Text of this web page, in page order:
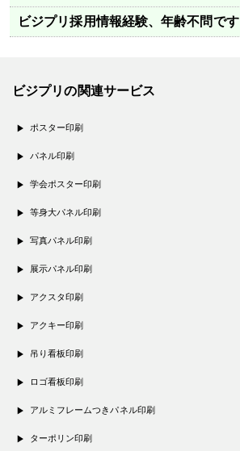
ビジプリ採用情報経験、年齢不問です
ビジプリの関連サービス
ポスター印刷
パネル印刷
学会ポスター印刷
等身大パネル印刷
写真パネル印刷
展示パネル印刷
アクスタ印刷
アクキー印刷
吊り看板印刷
ロゴ看板印刷
アルミフレームつきパネル印刷
ターポリン印刷